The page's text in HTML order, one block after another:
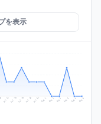
を表示
Jul 27 Jul 28 Jul 29 Jul 30 Jul 31 Aug 1 Aug 2 Aug 3 Aug 4 Aug 5 Aug 6